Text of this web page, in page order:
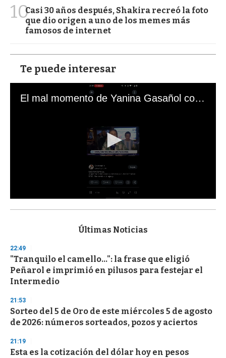
10Casi 30 años después, Shakira recreó la foto
que dio origen a uno de los memes más
famosos de internet
Te puede interesar
El mal momento de Yanina Gasañol con un hincha argentino en "Subrayado"
s
d
s
o
f
3
s
e
c
o
d
s
Últimas Noticias
22:49
"Tranquilo el camello...": la frase que eligió
Peñarol e imprimió en pilusos para festejar el
Intermedio
21:53
Sorteo del 5 de Oro de este miércoles 5 de agosto
de 2026: números sorteados, pozos y aciertos
21:19
Esta es la cotización del dólar hoy en pesos